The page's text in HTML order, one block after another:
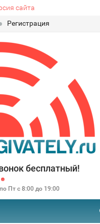
сайта
Регистрация
бесплатный!
Пт с 8:00 до 19:00